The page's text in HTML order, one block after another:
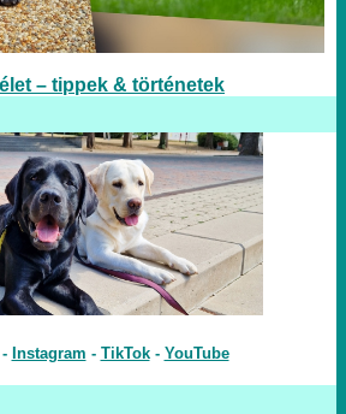
– tippek & történetek
Instagram - TikTok- YouTube